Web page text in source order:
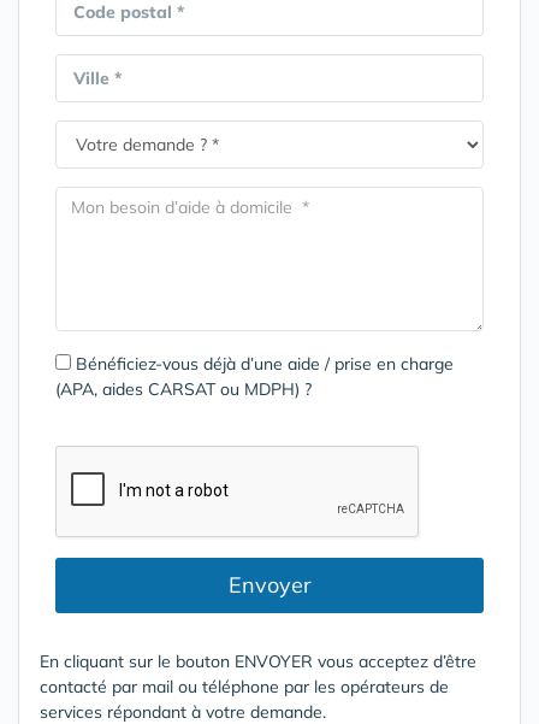
Code postal *
Ville *
Bénéficiez-vous déjà d’une aide / prise en charge
(APA, aides CARSAT ou MDPH) ?
Envoyer
En cliquant sur le bouton ENVOYER vous acceptez d’être
contacté par mail ou téléphone par les opérateurs de
services répondant à votre demande.